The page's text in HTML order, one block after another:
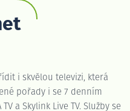
i skvělou televizi, která
pořady i se 7 denním
a Skylink Live TV. Služby se